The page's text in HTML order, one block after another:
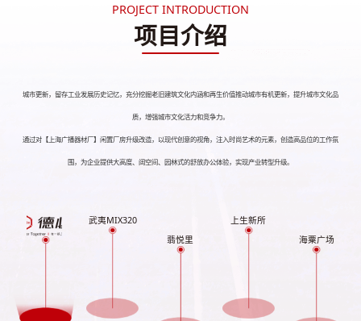
PROJECT INTRODUCTION
项目介绍
城市更新，留存工业发展历史记忆，充分挖掘老旧建筑文化内涵和再生价值推动城市有机更新，提升城市文化品
质，增强城市文化活力和竞争力。
通过对【上海广播器材厂】闲置厂房升级改造，以现代创意的视角，注入时尚艺术的元素，创造高品位的工作氛
围，为企业提供大高度、阔空间、园林式的舒放办公体验，实现产业转型升级。
武夷MIX320
翡悦里
上生新所
海粟广场